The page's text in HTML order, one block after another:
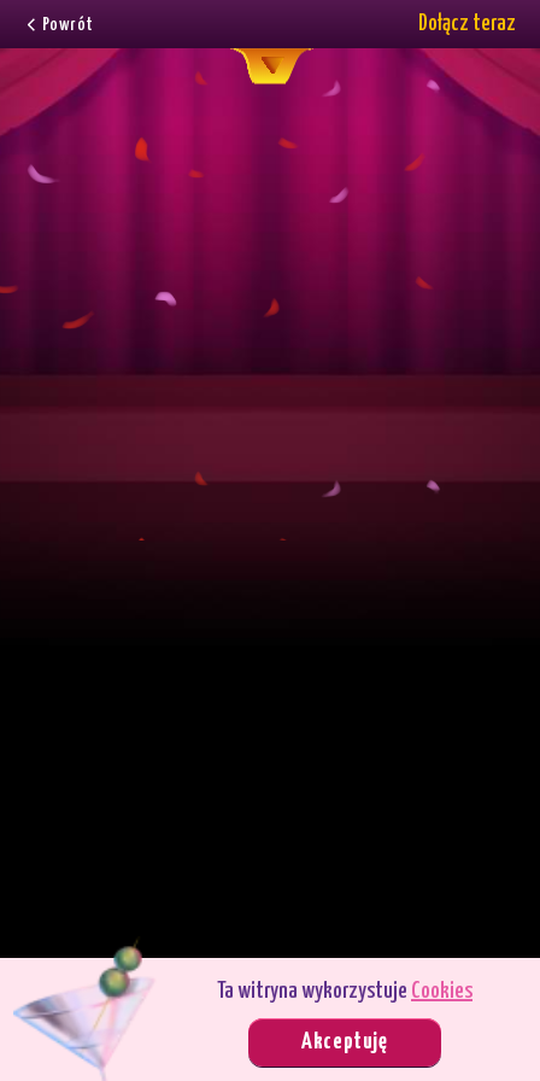
Powrót Dołącz teraz
Grasz w trybie demo. Prawdziwy tryb gry jest znacznie bardziej interesujący.
Ta witryna wykorzystuje Cookies
Akceptuję